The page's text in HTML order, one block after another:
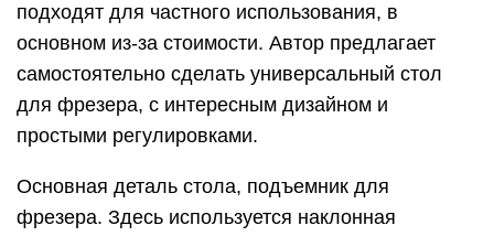
подходят для частного использования, в
основном из-за стоимости. Автор предлагает
самостоятельно сделать универсальный стол
для фрезера, с интересным дизайном и
простыми регулировками.
Основная деталь стола, подъемник для
фрезера. Здесь используется наклонная